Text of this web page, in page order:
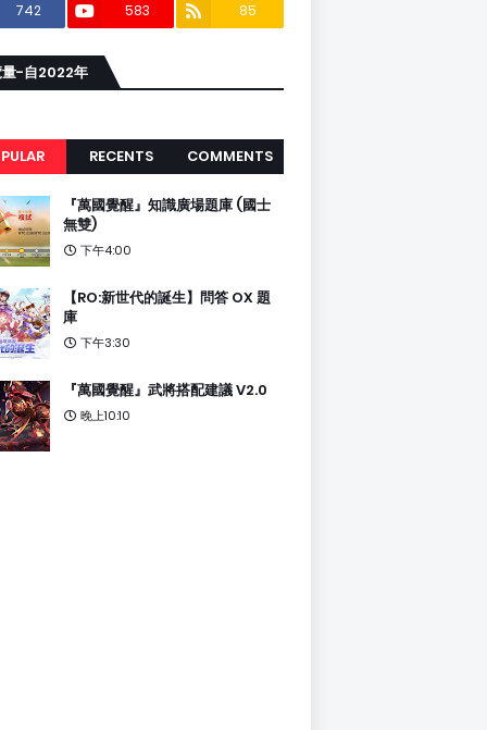
742 583 85
量-自2022年
RECENTS COMMENTS
『萬國覺醒』知識廣場題庫 (國士
無雙)
下午4:00
【RO:新世代的誕生】問答 OX 題
庫
下午3:30
『萬國覺醒』武將搭配建議 V2.0
晚上10:10